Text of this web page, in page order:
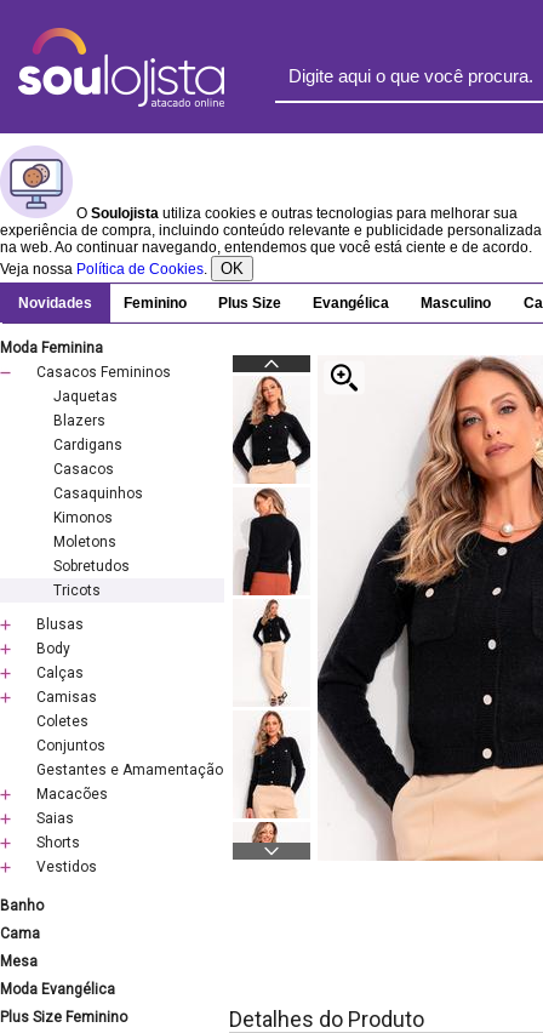
O Soulojista utiliza cookies e outras tecnologias para melhorar sua
experiência de compra, incluindo conteúdo relevante e publicidade personalizada
na web. Ao continuar navegando, entendemos que você está ciente e de acordo.
Veja nossa Política de Cookies. OK
Novidades Feminino Plus Size Evangélica Masculino
Moda Feminina
Casacos Femininos
Jaquetas
Blazers
Cardigans
Casacos
Casaquinhos
Kimonos
Moletons
Sobretudos
Tricots
Blusas
Body
Calças
Camisas
Coletes
Conjuntos
Gestantes e Amamentação
Macacões
Saias
Shorts
Vestidos
Banho
Cama
Mesa
Moda Evangélica
Plus Size Feminino
Detalhes do Produto